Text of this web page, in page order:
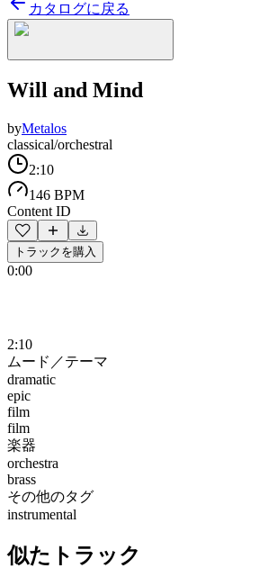
カタログに戻る
Will and Mind
byMetalos
classical/orchestral
2:10
146 BPM
Content ID
トラックを購入
0:00
2:10
ムード／テーマ
dramatic
epic
film
film
楽器
orchestra
brass
その他のタグ
instrumental
似たトラック